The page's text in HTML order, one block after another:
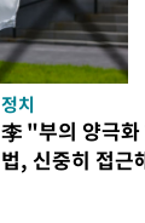
정치
李 "부의 양극화
법, 신중히 접근